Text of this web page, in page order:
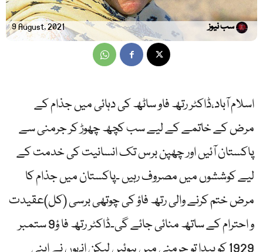
9 August, 2021 سب نیوز
اسلام آباد،ڈاکٹر رتھ فاو ساٹھ کی دہائی میں جذام کے
مرض کے خاتمے کے لیے سب کچھ چھوڑ کر جرمنی سے
پاکستان آئیں اور چھپن برس تک انسانیت کی خدمت کے
لیے کوششوں میں مصروف رہیں ۔پاکستان میں جذام کا
مرض ختم کرنے والی رتھ فاؤ کی چوتھی برسی (کل)عقیدت
و احترام کے ساتھ منائی جائے گی۔ڈاکٹر رتھ فا ؤ9 ستمبر